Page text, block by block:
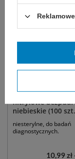
easyCARE
nitrylowe
niebieskie (100
niesterylne, do badań
diagnostycznych.
10,99 zł